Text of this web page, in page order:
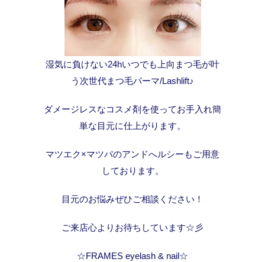
湿気に負けない24hいつでも上向まつ毛が叶
う次世代まつ毛パーマ/Lashlift♪
ダメージレスなコスメ剤を使ってお手入れ簡
単な目元に仕上がります。
マツエク×マツパのアンドへルシーもご用意
しております。
目元のお悩みぜひご相談ください！
ご来店心よりお待ちしています☆彡
☆FRAMES eyelash & nail☆